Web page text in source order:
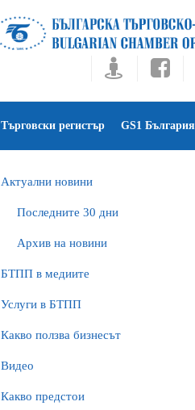
Търговски регистър GS1 България
Актуални новини
Последните 30 дни
Архив на новини
БTПП в медиите
Услуги в БТПП
Какво ползва бизнесът
Видео
Какво предстои